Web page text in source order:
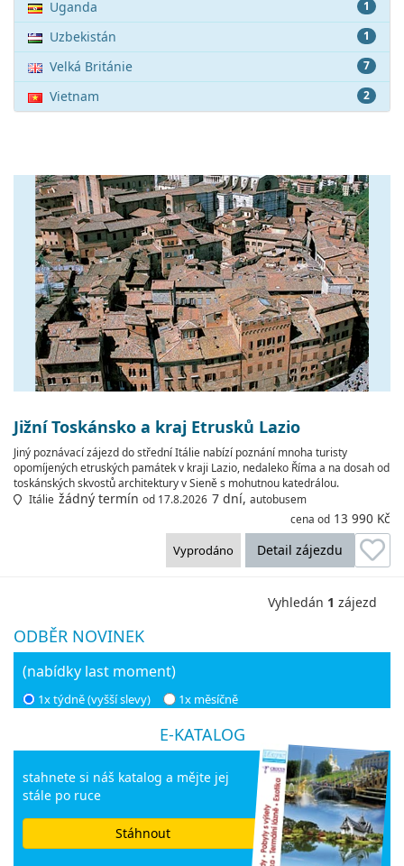
1
Uganda
1
Uzbekistán
7
Velká Británie
2
Vietnam
Jižní Toskánsko a kraj Etrusků Lazio
Jiný poznávací zájezd do střední Itálie nabízí poznání mnoha turisty
opomíjených etruských památek v kraji Lazio, nedaleko Říma a na dosah od
toskánských skvostů architektury v Sieně s mohutnou katedrálou.
Itálie žádný termín od 17.8.2026 7 dní, autobusem
cena od 13 990 Kč
Detail zájezdu
Vyprodáno
Vyhledán 1 zájezd
ODBĚR NOVINEK
(nabídky last moment)
1x týdně (vyšší slevy) 1x měsíčně
E-KATALOG
stahnete si náš katalog a mějte jej
stále po ruce
Stáhnout